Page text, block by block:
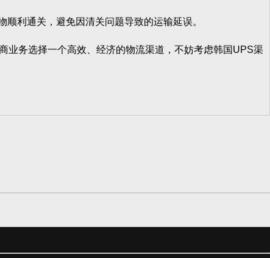
利通关，避免因清关问题导致的运输延误。
务选择一个高效、经济的物流渠道，不妨考虑韩国UPS渠